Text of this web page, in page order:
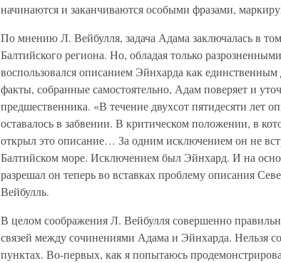
начинаются и заканчиваются особыми фразами,
По мнению Л. Вейбулля, задача Адама заключалась в
Балтийского региона. Но, обладая только
воспользовался описанием Эйнхарда как
факты, собранные самостоятельно, Адам поверяет и
предшественника. «В течение двухсот пятидесяти лет
оставалось в забвении. В критическом положении, в
открыл это описание… За одним исключением он не
Балтийском море. Исключением был Эйнхард. И на
разрешал он теперь во вставках проблему описания
Вейбулль.
В целом соображения Л. Вейбулля совершенно
связей между сочинениями Адама и Эйнхарда. Нельзя
пунктах. Во-первых, как я попытаюсь